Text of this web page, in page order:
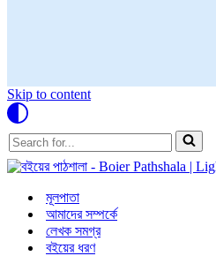
Skip to content
Search
for...
মূলপাতা
আমাদের সম্পর্কে
লেখক সমগ্র
বইয়ের ধরণ